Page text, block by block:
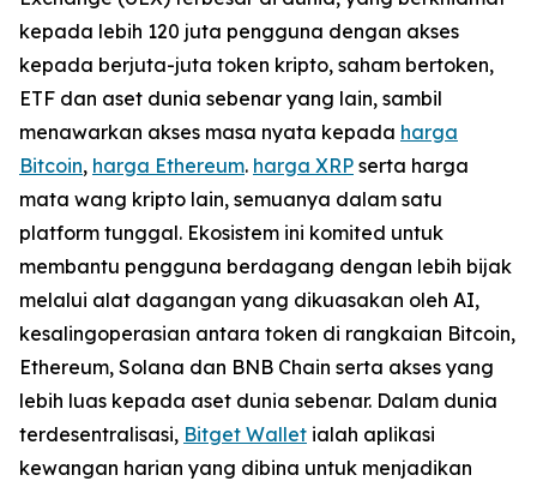
kepada lebih 120 juta pengguna dengan akses
kepada berjuta-juta token kripto, saham bertoken,
ETF dan aset dunia sebenar yang lain, sambil
menawarkan akses masa nyata kepada harga
Bitcoin, harga Ethereum. harga XRP serta harga
mata wang kripto lain, semuanya dalam satu
platform tunggal. Ekosistem ini komited untuk
membantu pengguna berdagang dengan lebih bijak
melalui alat dagangan yang dikuasakan oleh AI,
kesalingoperasian antara token di rangkaian Bitcoin,
Ethereum, Solana dan BNB Chain serta akses yang
lebih luas kepada aset dunia sebenar. Dalam dunia
terdesentralisasi, Bitget Wallet ialah aplikasi
kewangan harian yang dibina untuk menjadikan